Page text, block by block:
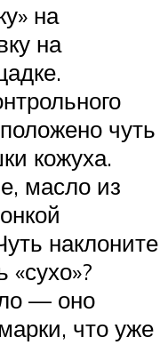
на
на
чуть
кожуха.
масло из
наклоните
«сухо»?
— оно
что уже